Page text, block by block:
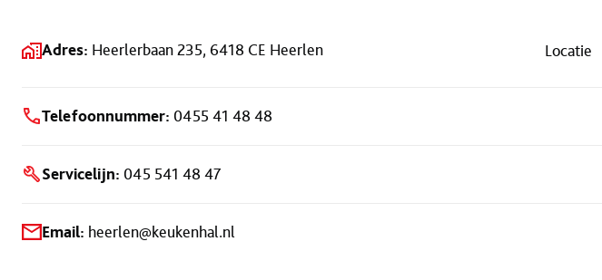
Adres: Heerlerbaan 235, 6418 CE Heerlen Locatie
Telefoonnummer: 0455 41 48 48
Servicelijn: 045 541 48 47
Email: heerlen@keukenhal.nl